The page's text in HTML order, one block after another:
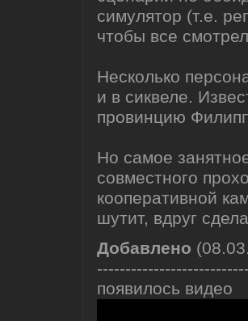
симулятор (т.е.
чтобы все
Несколько
и в сиквеле.
провинцию
Но самое
совместного
кооперативной
шутит, вдруг
Добавлено
появилось видео